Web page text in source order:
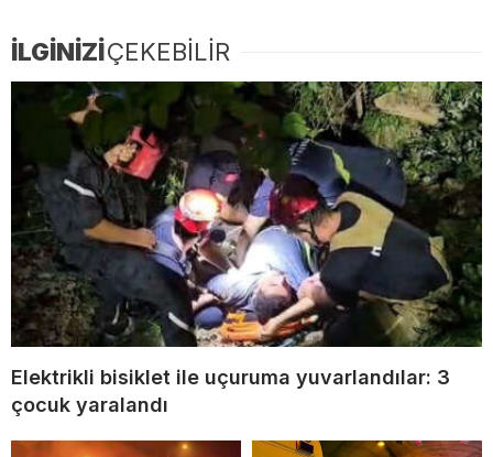
İLGİNİZİÇEKEBİLİR
Elektrikli bisiklet ile uçuruma yuvarlandılar: 3
çocuk yaralandı